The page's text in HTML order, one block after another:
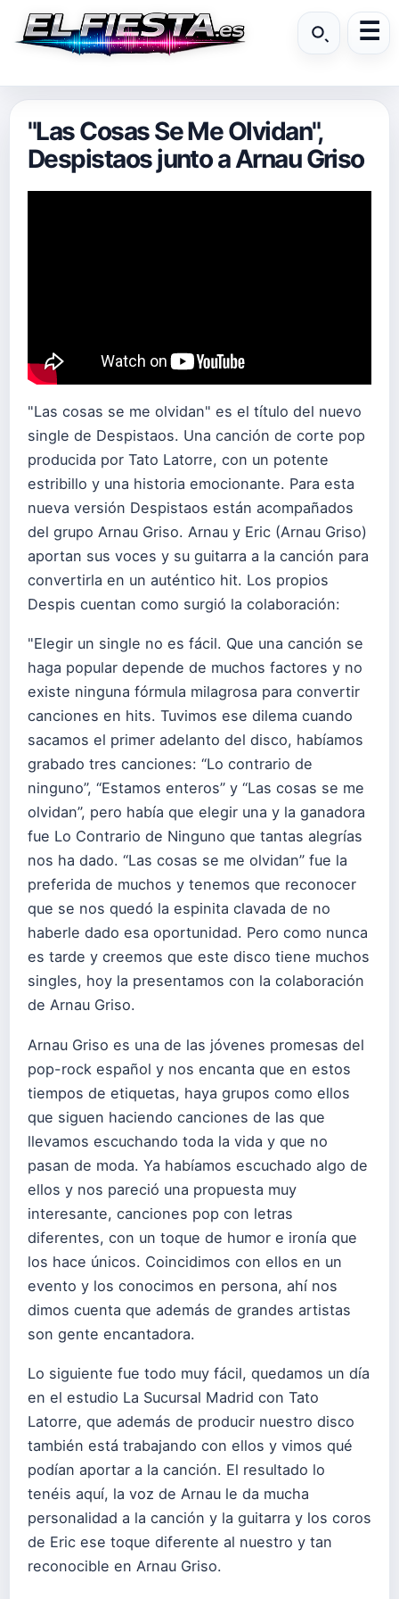
"Las Cosas Se Me Olvidan",
Despistaos junto a Arnau Griso
"Las cosas se me olvidan" es el título del nuevo
single de Despistaos. Una canción de corte pop
producida por Tato Latorre, con un potente
estribillo y una historia emocionante. Para esta
nueva versión Despistaos están acompañados
del grupo Arnau Griso. Arnau y Eric (Arnau Griso)
aportan sus voces y su guitarra a la canción para
convertirla en un auténtico hit. Los propios
Despis cuentan como surgió la colaboración:
"Elegir un single no es fácil. Que una canción se
haga popular depende de muchos factores y no
existe ninguna fórmula milagrosa para convertir
canciones en hits. Tuvimos ese dilema cuando
sacamos el primer adelanto del disco, habíamos
grabado tres canciones: “Lo contrario de
ninguno”, “Estamos enteros” y “Las cosas se me
olvidan”, pero había que elegir una y la ganadora
fue Lo Contrario de Ninguno que tantas alegrías
nos ha dado. “Las cosas se me olvidan” fue la
preferida de muchos y tenemos que reconocer
que se nos quedó la espinita clavada de no
haberle dado esa oportunidad. Pero como nunca
es tarde y creemos que este disco tiene muchos
singles, hoy la presentamos con la colaboración
de Arnau Griso.
Arnau Griso es una de las jóvenes promesas del
pop-rock español y nos encanta que en estos
tiempos de etiquetas, haya grupos como ellos
que siguen haciendo canciones de las que
llevamos escuchando toda la vida y que no
pasan de moda. Ya habíamos escuchado algo de
ellos y nos pareció una propuesta muy
interesante, canciones pop con letras
diferentes, con un toque de humor e ironía que
los hace únicos. Coincidimos con ellos en un
evento y los conocimos en persona, ahí nos
dimos cuenta que además de grandes artistas
son gente encantadora.
Lo siguiente fue todo muy fácil, quedamos un día
en el estudio La Sucursal Madrid con Tato
Latorre, que además de producir nuestro disco
también está trabajando con ellos y vimos qué
podían aportar a la canción. El resultado lo
tenéis aquí, la voz de Arnau le da mucha
personalidad a la canción y la guitarra y los coros
de Eric ese toque diferente al nuestro y tan
reconocible en Arnau Griso.